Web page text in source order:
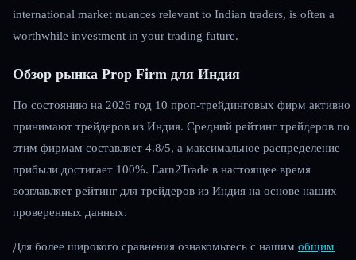
international market nuances relevant to Indian traders, is often a
worthwhile investment in your trading future.
Обзор рынка Prop Firm для Индия
По состоянию на 2026 год 10 проп-трейдинговых фирм активно
принимают трейдеров из Индия. Средний рейтинг трейдеров по
этим фирмам составляет 4.8/5, а максимальное распределение
прибыли достигает 100%. Earn2Trade в настоящее время
возглавляет рейтинг для трейдеров из Индия на основе наших
проверенных данных.
Для более широкого сравнения ознакомьтесь с нашим общим